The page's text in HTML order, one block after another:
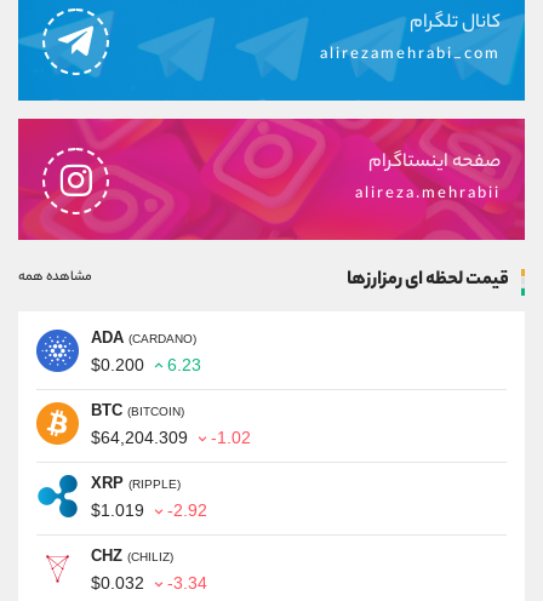
کانال تلگرام
alirezamehrabi_com
صفحه اینستاگرام
alireza.mehrabii
قیمت لحظه ای رمزارزها مشاهده همه
ADA (CARDANO)
$0.200 6.23
BTC (BITCOIN)
$64,204.309 -1.02
XRP (RIPPLE)
$1.019 -2.92
CHZ (CHILIZ)
$0.032 -3.34